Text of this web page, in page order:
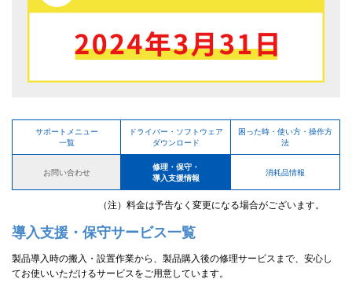
サポートメニュー
一覧
ドライバー・ソフトウェア
ダウンロード
困った時・使い方・操作方
法
お問い合わせ
修理・保守・
導入支援情報
消耗品情報
（注）料金は予告なく変更になる場合がございます。
導入支援・保守サービス一覧
製品導入時の搬入・設置作業から、製品購入後の修理サービスまで、安心し
てお使いいただけるサービスをご用意しています。